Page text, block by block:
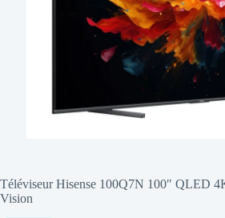
Téléviseur Hisense 100Q7N 100″ QLED
Vision